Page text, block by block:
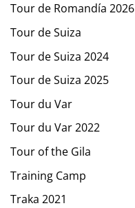
Tour de Romandía 2026
Tour de Suiza
Tour de Suiza 2024
Tour de Suiza 2025
Tour du Var
Tour du Var 2022
Tour of the Gila
Training Camp
Traka 2021